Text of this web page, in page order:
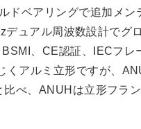
ドベアリングで追加メン
ュアル周波数設計でグ
、CE認証、IECフレ
くアルミ立形ですが、
べ、ANUHは立形フラ